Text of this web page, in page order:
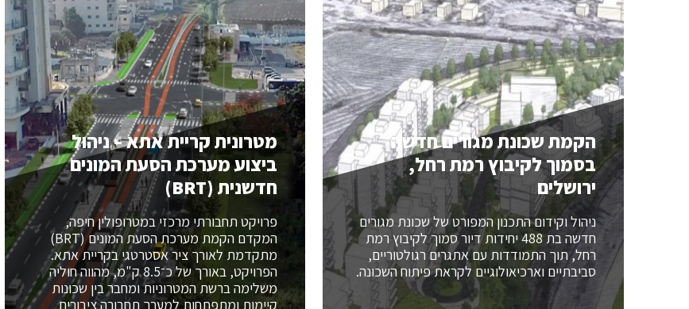
הקמת שכונת מגורים חדשה
בסמוך לקיבוץ רמת רחל,
ירושלים
ניהול וקידום התכנון המפורט של שכונת מגורים
חדשה בת 488 יחידות דיור סמוך לקיבוץ רמת
רחל, תוך התמודדות עם אתגרים רגולטוריים,
סביבתיים וארכיאולוגיים לקראת פיתוח השכונה.
מטרונית קריית אתא – ניהול
ביצוע מערכת הסעת המונים
חדשנית (BRT)
פרויקט תחבורתי מרכזי במטרופולין חיפה,
המקדם הקמת מערכת הסעת המונים (BRT)
מתקדמת לאורך ציר אסטרטגי בקריית אתא.
הפרויקט, באורך של כ־8.5 ק"מ, מהווה חוליה
משלימה ברשת המטרוניות ומחבר בין שכונות
קיימות ומתפתחות למערך תחבורה ציבורית